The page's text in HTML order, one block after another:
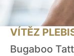
VÍTĚZ
Bugaboo